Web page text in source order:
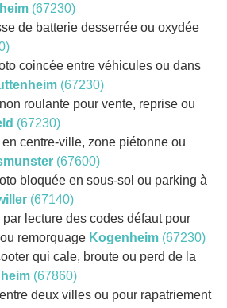
(67230)
de batterie desserrée ou oxydée
coincée entre véhicules ou dans
(67230)
roulante pour vente, reprise ou
(67230)
en centre-ville, zone piétonne ou
(67600)
bloquée en sous-sol ou parking à
(67140)
lecture des codes défaut pour
remorquage Kogenheim (67230)
qui cale, broute ou perd de la
(67860)
deux villes ou pour rapatriement